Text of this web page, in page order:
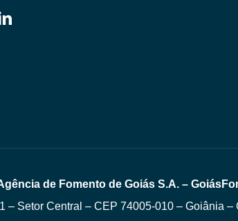
de Fomento de Goiás S.A. –
– Setor Central – CEP 74005-010 – Goiânia –